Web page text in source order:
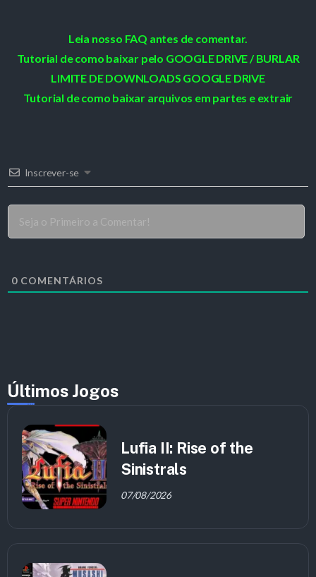
Leia nosso FAQ antes de comentar.
Tutorial de como baixar pelo GOOGLE DRIVE / BURLAR
LIMITE DE DOWNLOADS GOOGLE DRIVE
Tutorial de como baixar arquivos em partes e extrair
Inscrever-se
0 COMENTÁRIOS
Últimos Jogos
Lufia II: Rise of the
Sinistrals
07/08/2026